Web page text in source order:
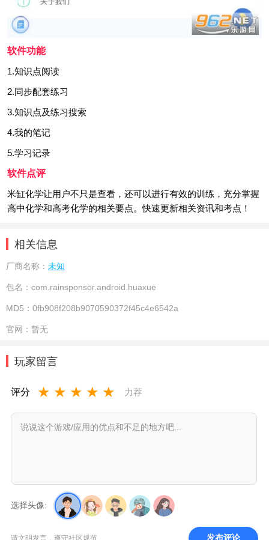
软件功能
1.知识点阅读
2.同步配套练习
3.知识点及练习搜索
4.我的笔记
5.学习记录
软件点评
米缸化学让用户不只是查看，还可以进行有效的训练，充分掌握
高中化学和高考化学的相关要点。快速更新相关资讯和考点！
相关信息
厂商名称： 未知
包名： com.rainsponsor.android.huaxue
MD5： 0fb908f208b9070590372f45c4e6542a
官网： 暂无
玩家留言
评分 ★ ★ ★ ★ ★ 力荐
选择头像:
请文明发言，遵守社区规范 发布评论